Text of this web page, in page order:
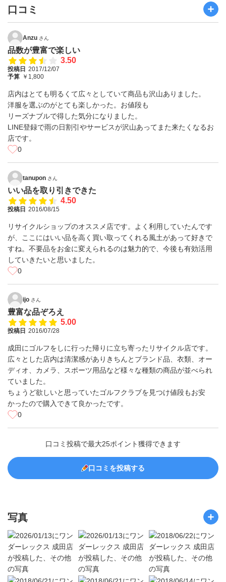
口コミ
Anzu さん
品数が豊富で楽しい
3.50
投稿日 2017/12/07
予算 ￥1,800
店内はとても明るくて広々としていて商品も沢山ありました。
洋服を選ぶのがとても楽しかった。お値段も
リーズナブルで得した気分になりました。
LINE登録で雨の日割引やサービスが沢山あってまた来たくなるお
店です。
0
tanupon さん
いい品を取り引きできた
4.50
投稿日 2016/08/15
リサイクルショップのオススメ店です。よく利用していたんです
が、ここにはいい品を高く買い取ってくれる風土があって好きで
すね。不要品をお金に変えられるのは魅力的で、今後も有効活用
していきたいと思いました。
0
ijo さん
豊富な品ぞろえ
5.00
投稿日 2016/07/28
成田にゴルフをしに行った帰りに立ち寄ったリサイクル店です。
広々とした店内は清潔感がありきちんとブランド品、衣類、オー
ディオ、カメラ、スポーツ用品など様々な種類の商品が並べられ
ていました。
ちょうど欲しいと思っていたゴルフクラブを見つけ値段もお安
かったので購入できて良かったです。
0
口コミ投稿で最大25ポイント獲得できます
口コミを投稿する
写真